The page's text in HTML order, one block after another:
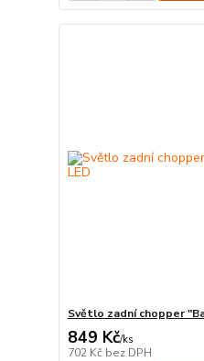
Světlo zadní chopper
849 Kč/ks
702 Kč bez DPH